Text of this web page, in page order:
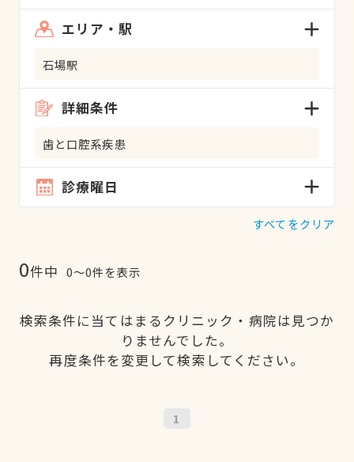
エリア・駅
石場駅
詳細条件
歯と口腔系疾患
診療曜日
すべてをクリア
0件中 0〜0件を表示
検索条件に当てはまるクリニック・病院は見つか
りませんでした。
再度条件を変更して検索してください。
1